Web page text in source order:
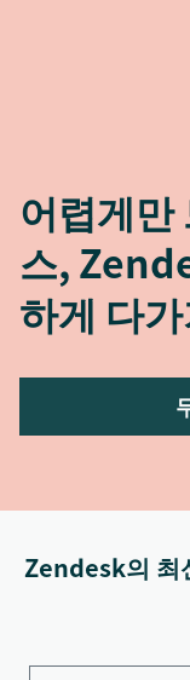
어렵게만
스,
하게 다
Zendesk의 최